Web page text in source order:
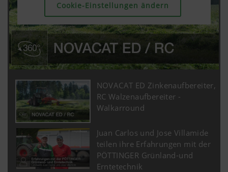
Cookie-Einstellungen ändern
Cookie-Einstellungen ändern
Cookie-Einstellungen ändern
NOVACAT ED Zinkenaufbereiter,
RC Walzenaufbereiter -
Walkarround
Juan Carlos und Jose Villamide
teilen ihre Erfahrungen mit der
PÖTTINGER Grünland-und
Erntetechnik